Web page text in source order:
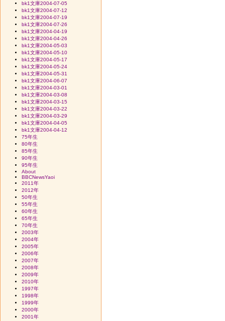
bk1文庫2004-07-05
bk1文庫2004-07-12
bk1文庫2004-07-19
bk1文庫2004-07-26
bk1文庫2004-04-19
bk1文庫2004-04-26
bk1文庫2004-05-03
bk1文庫2004-05-10
bk1文庫2004-05-17
bk1文庫2004-05-24
bk1文庫2004-05-31
bk1文庫2004-06-07
bk1文庫2004-03-01
bk1文庫2004-03-08
bk1文庫2004-03-15
bk1文庫2004-03-22
bk1文庫2004-03-29
bk1文庫2004-04-05
bk1文庫2004-04-12
75年生
80年生
85年生
90年生
95年生
About
BBCNewsYaoi
2011年
2012年
50年生
55年生
60年生
65年生
70年生
2003年
2004年
2005年
2006年
2007年
2008年
2009年
2010年
1997年
1998年
1999年
2000年
2001年